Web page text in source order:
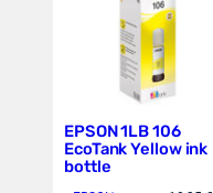
EPSON 1LB 106
EcoTank Yellow ink
bottle